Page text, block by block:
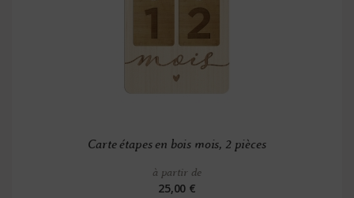
Carte étapes en bois mois, 2 pièces
à partir de
25,00 €